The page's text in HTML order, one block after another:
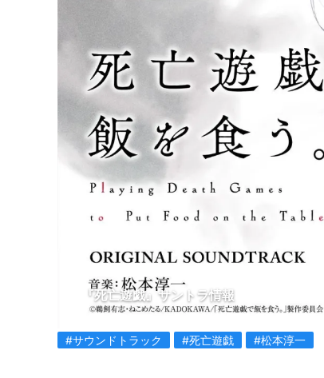
『死亡遊戯』サントラ情報
#サウンドトラック #死亡遊戯 #松本淳一